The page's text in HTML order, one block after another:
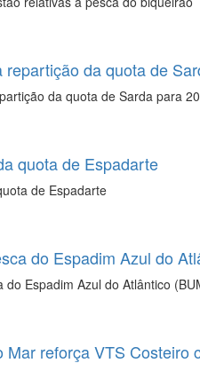
repartição da quota de
da quota de Sarda para
quota de Espadarte
de Espadarte
do Espadim Azul do
do Espadim Azul do Atlântico
Mar reforça VTS Costeiro